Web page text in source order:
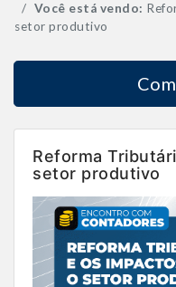
Você está vendo:
setor produtivo
Reforma
setor produtivo